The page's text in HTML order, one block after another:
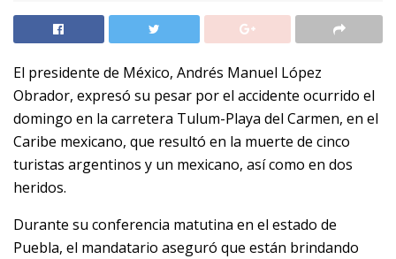
El presidente de México, Andrés Manuel López
Obrador, expresó su pesar por el accidente ocurrido el
domingo en la carretera Tulum-Playa del Carmen, en el
Caribe mexicano, que resultó en la muerte de cinco
turistas argentinos y un mexicano, así como en dos
heridos.
Durante su conferencia matutina en el estado de
Puebla, el mandatario aseguró que están brindando